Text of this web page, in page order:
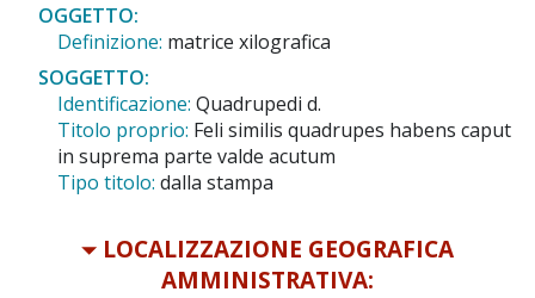
OGGETTO:
Definizione: matrice xilografica
SOGGETTO:
Identificazione: Quadrupedi d.
Titolo proprio: Feli similis quadrupes habens caput
in suprema parte valde acutum
Tipo titolo: dalla stampa
LOCALIZZAZIONE GEOGRAFICA
AMMINISTRATIVA: